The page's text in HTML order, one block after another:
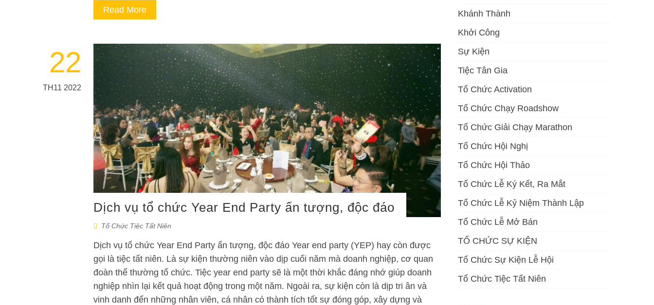
Read More
22
TH11 2022
Dịch vụ tổ chức Year End Party ấn tượng, độc đáo
Tổ Chức Tiệc Tất Niên
Dịch vụ tổ chức Year End Party ấn tượng, độc đáo Year end party (YEP) hay còn được
gọi là tiệc tất niên. Là sự kiện thường niên vào dịp cuối năm mà doanh nghiệp, cơ quan
đoàn thể thường tổ chức. Tiệc year end party sẽ là một thời khắc đáng nhớ giúp doanh
nghiệp nhìn lại kết quả hoạt động trong một năm. Ngoài ra, sự kiện còn là dịp tri ân và
vinh danh đến những nhân viên, cá nhân có thành tích tốt sự đóng góp, xây dựng và
Khánh Thành
Khởi Công
Sự Kiện
Tiệc Tân Gia
Tổ Chức Activation
Tổ Chức Chạy Roadshow
Tổ Chức Giải Chạy Marathon
Tổ Chức Hội Nghị
Tổ Chức Hội Thảo
Tổ Chức Lễ Ký Kết, Ra Mắt
Tổ Chức Lễ Kỷ Niệm Thành Lập
Tổ Chức Lễ Mở Bán
TỔ CHỨC SỰ KIỆN
Tổ Chức Sự Kiện Lễ Hội
Tổ Chức Tiệc Tất Niên